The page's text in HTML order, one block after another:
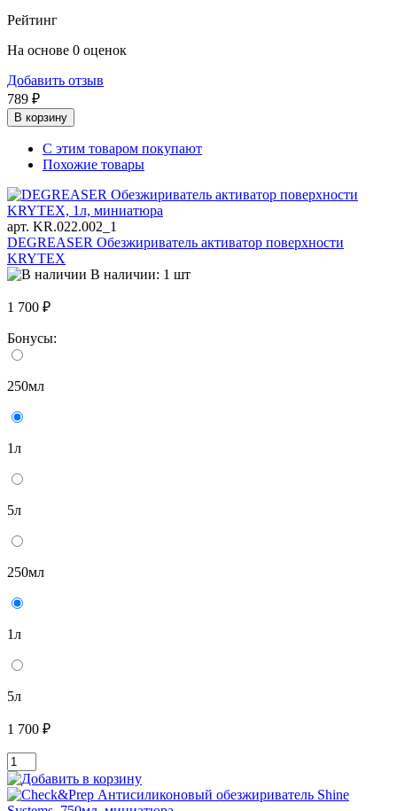
Рейтинг
На основе 0 оценок
Добавить отзыв
789 ₽
В корзину
С этим товаром покупают
Похожие товары
арт. KR.022.002_1
DEGREASER Обезжириватель активатор поверхности
KRYTEX
В наличии: 1 шт
1 700 ₽
Бонусы:
250мл
1л
5л
250мл
1л
5л
1 700 ₽